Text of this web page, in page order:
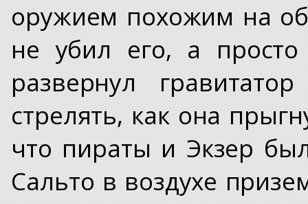
оружием похожим на
не убил его, а
развернул
стрелять, как она
что пираты и Экзер
Сальто в воздухе